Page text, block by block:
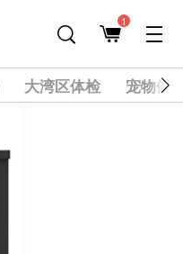
1
大湾区体检 宠物健